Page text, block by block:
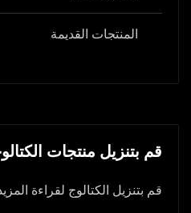
المنتجات القديمة
قم بتنزيل منتجات
قم بتنزيل الكتالوج لقراءة